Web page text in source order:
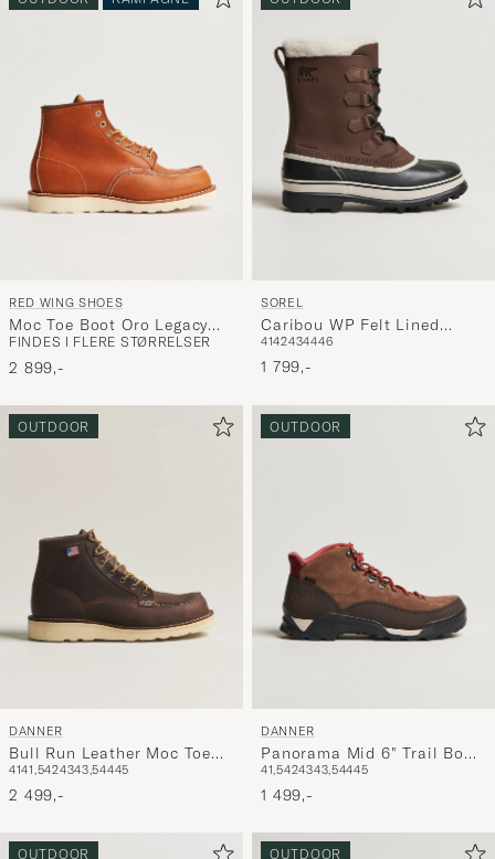
RED WING SHOES
Moc Toe Boot Oro Legacy
Leather
FINDES I FLERE STØRRELSER
2 899,-
SOREL
Caribou WP Felt Lined
Leather Boots Bruno
4142434446
1 799,-
OUTDOOR
DANNER
Bull Run Leather Moc Toe
Boot Brown
4141,5424343,54445
2 499,-
OUTDOOR
DANNER
Panorama Mid 6" Trail Boot
Brown
41,5424343,54445
1 499,-
OUTDOOR OUTDOOR